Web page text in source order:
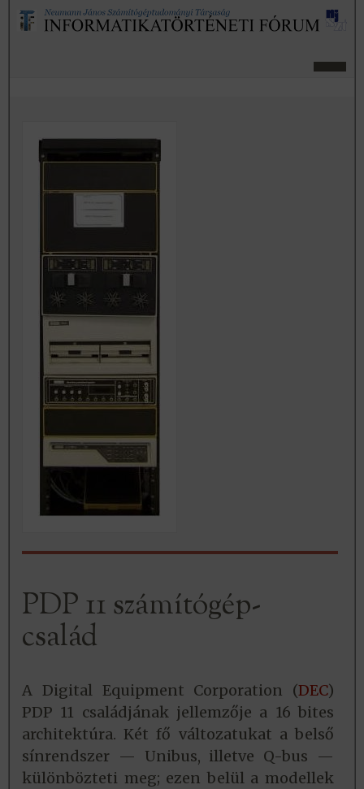
PDP 11 számítógép-
család
A Digital Equipment Corporation (DEC)
PDP 11 családjának jellemzője a 16 bites
architektúra. Két fő változatukat a belső
sínrendszer — Unibus, illetve Q-bus —
különbözteti meg; ezen belül a modellek